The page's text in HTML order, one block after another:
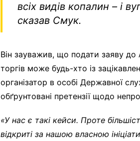
всіх видів копалин – і
сказав Смук.
Він зауважив, що подати заяву
торгів може будь-хто із
організатор в особі Державної
обґрунтовані претензії щодо
«У нас є такі кейси. Проте
відкриті за нашою власною